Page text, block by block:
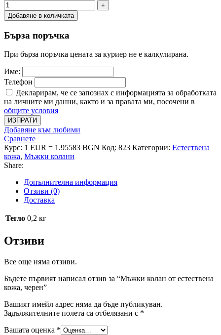
Добавяне в количката
Бърза поръчка
При бърза поръчка цената за куриер не е калкулирана.
Име:
Телефон
Декларирам, че се запознах с информацията за обработката
на личните ми данни, както и за правата ми, посочени в
общите условия
ИЗПРАТИ
Добавяне към любими
Сравнете
Курс: 1 EUR = 1.95583 BGN Код: 823 Категории: Естествена
кожа, Мъжки колани
Share:
Допълнителна информация
Отзиви (0)
Доставка
Тегло 0,2 кг
Отзиви
Все още няма отзиви.
Бъдете първият написал отзив за “Мъжки колан от естествена
кожа, черен”
Вашият имейл адрес няма да бъде публикуван.
Задължителните полета са отбелязани с *
Вашата оценка *